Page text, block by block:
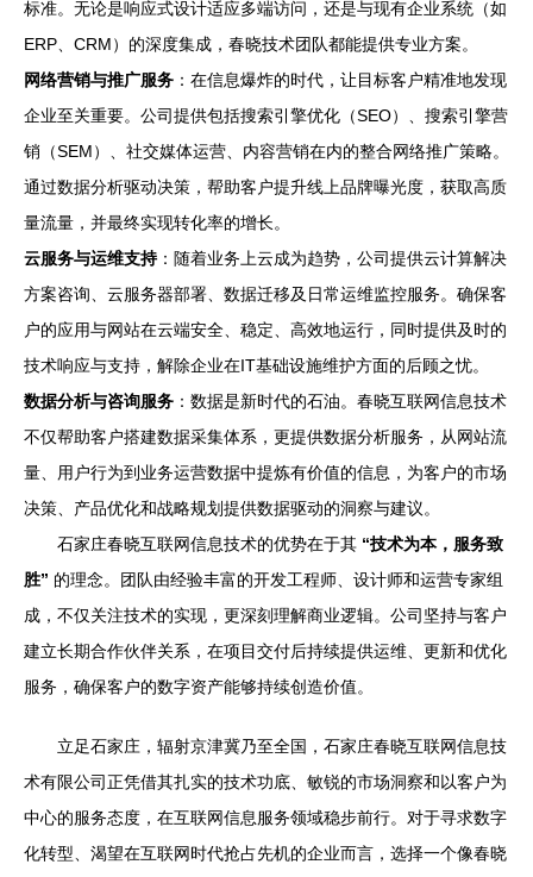
标准。无论是响应式设计适应多端访问，还是与现有企业系统（如
ERP、CRM）的深度集成，春晓技术团队都能提供专业方案。
网络营销与推广服务 ：在信息爆炸的时代，让目标客户精准地发现
企业至关重要。公司提供包括搜索引擎优化（SEO）、搜索引擎营
销（SEM）、社交媒体运营、内容营销在内的整合网络推广策略。
通过数据分析驱动决策，帮助客户提升线上品牌曝光度，获取高质
量流量，并最终实现转化率的增长。
云服务与运维支持：随着业务上云成为趋势，公司提供云计算解决
方案咨询、云服务器部署、数据迁移及日常运维监控服务。确保客
户的应用与网站在云端安全、稳定、高效地运行，同时提供及时的
技术响应与支持，解除企业在IT基础设施维护方面的后顾之忧。
数据分析与咨询服务 ：数据是新时代的石油。春晓互联网信息技术
不仅帮助客户搭建数据采集体系，更提供数据分析服务，从网站流
量、用户行为到业务运营数据中提炼有价值的信息，为客户的市场
决策、产品优化和战略规划提供数据驱动的洞察与建议。
石家庄春晓互联网信息技术的优势在于其 “技术为本，服务致
胜” 的理念。团队由经验丰富的开发工程师、设计师和运营专家组
成，不仅关注技术的实现，更深刻理解商业逻辑。公司坚持与客户
建立长期合作伙伴关系，在项目交付后持续提供运维、更新和优化
服务，确保客户的数字资产能够持续创造价值。
立足石家庄，辐射京津冀乃至全国，石家庄春晓互联网信息技
术有限公司正凭借其扎实的技术功底、敏锐的市场洞察和以客户为
中心的服务态度，在互联网信息服务领域稳步前行。对于寻求数字
化转型、渴望在互联网时代抢占先机的企业而言，选择一个像春晓